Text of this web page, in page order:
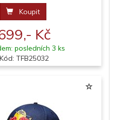
Koupit
Kč
posledních 3 ks
Kód: TFB25032